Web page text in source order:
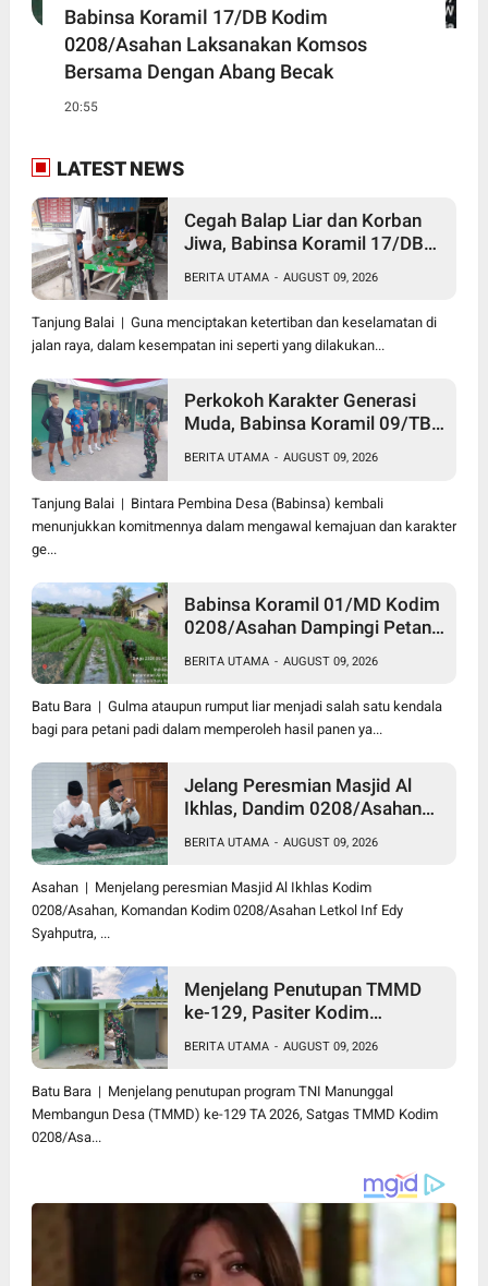
Babinsa Koramil 17/DB Kodim
0208/Asahan Laksanakan Komsos
Bersama Dengan Abang Becak
20:55
LATEST NEWS
Cegah Balap Liar dan Korban
Jiwa, Babinsa Koramil 17/DB
Komsos Tegur Pengendara dan
Serap Informasi Warga
BERITA UTAMA - AUGUST 09, 2026
Tanjung Balai | Guna menciptakan ketertiban dan keselamatan di
jalan raya, dalam kesempatan ini seperti yang dilakukan...
Perkokoh Karakter Generasi
Muda, Babinsa Koramil 09/TB
Pelajar dan Mahasiswa Lewat
Wasbang
BERITA UTAMA - AUGUST 09, 2026
Tanjung Balai | Bintara Pembina Desa (Babinsa) kembali
menunjukkan komitmennya dalam mengawal kemajuan dan karakter
ge...
Babinsa Koramil 01/MD Kodim
0208/Asahan Dampingi Petani
BERITA UTAMA - AUGUST 09, 2026
Batu Bara | Gulma ataupun rumput liar menjadi salah satu kendala
bagi para petani padi dalam memperoleh hasil panen ya...
Jelang Peresmian Masjid Al
Ikhlas, Dandim 0208/Asahan
serta Santuni Anak Yatim
BERITA UTAMA - AUGUST 09, 2026
Asahan | Menjelang peresmian Masjid Al Ikhlas Kodim
0208/Asahan, Komandan Kodim 0208/Asahan Letkol Inf Edy
Syahputra, ...
Menjelang Penutupan TMMD
ke-129, Pasiter Kodim
Bersih di Desa Kapal Merah
BERITA UTAMA - AUGUST 09, 2026
Batu Bara | Menjelang penutupan program TNI Manunggal
Membangun Desa (TMMD) ke-129 TA 2026, Satgas TMMD Kodim
0208/Asa...